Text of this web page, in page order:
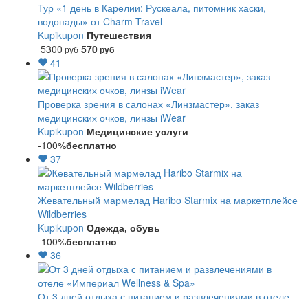
Тур «1 день в Карелии: Рускеала, питомник хаски,
водопады» от Charm Travel
Kupikupon Путешествия
5300 руб 570руб
41
Проверка зрения в салонах «Линзмастер», заказ
медицинских очков, линзы iWear
Kupikupon Медицинские услуги
-100%бесплатно
37
Жевательный мармелад Haribo Starmix на маркетплейсе
Wildberries
Kupikupon Одежда, обувь
-100%бесплатно
36
От 3 дней отдыха с питанием и развлечениями в отеле